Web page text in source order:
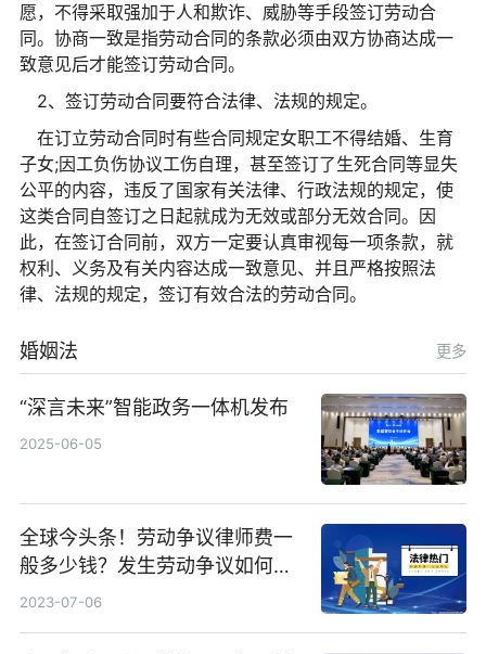
愿，不得采取强加于人和欺诈、威胁等手段签订劳动合
同。协商一致是指劳动合同的条款必须由双方协商达成一
致意见后才能签订劳动合同。
2、签订劳动合同要符合法律、法规的规定。
在订立劳动合同时有些合同规定女职工不得结婚、生育
子女;因工负伤协议工伤自理，甚至签订了生死合同等显失
公平的内容，违反了国家有关法律、行政法规的规定，使
这类合同自签订之日起就成为无效或部分无效合同。因
此，在签订合同前，双方一定要认真审视每一项条款，就
权利、义务及有关内容达成一致意见、并且严格按照法
律、法规的规定，签订有效合法的劳动合同。
婚姻法 更多
“深言未来”智能政务一体机发布
2025-06-05
全球今头条！劳动争议律师费一
般多少钱？发生劳动争议如何算
工资？
2023-07-06